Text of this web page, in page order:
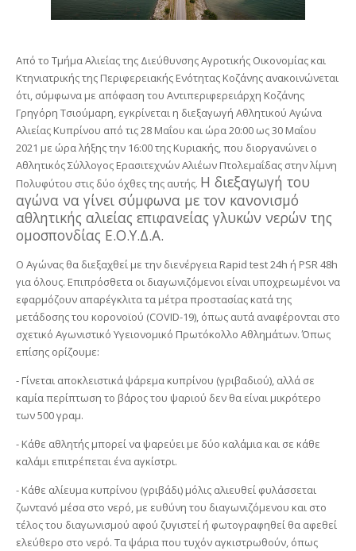
Από το Τμήμα Αλιείας της Διεύθυνσης Αγροτικής Οικονομίας και
Κτηνιατρικής της Περιφερειακής Ενότητας Κοζάνης ανακοινώνεται
ότι, σύμφωνα με απόφαση του Αντιπεριφερειάρχη Κοζάνης
Γρηγόρη Τσιούμαρη, εγκρίνεται η διεξαγωγή Αθλητικού Αγώνα
Αλιείας Κυπρίνου από τις 28 Μαΐου και ώρα 20:00 ως 30 Μαΐου
2021 με ώρα λήξης την 16:00 της Κυριακής, που διοργανώνει ο
Αθλητικός Σύλλογος Ερασιτεχνών Αλιέων Πτολεμαΐδας στην λίμνη
Πολυφύτου στις δύο όχθες της αυτής. Η διεξαγωγή του
αγώνα να γίνει σύμφωνα με τον κανονισμό
αθλητικής αλιείας επιφανείας γλυκών νερών της
ομοσπονδίας Ε.Ο.Υ.Δ.Α.
Ο Αγώνας θα διεξαχθεί με την διενέργεια Rapid test 24h ή PSR 48h
για όλους. Επιπρόσθετα οι διαγωνιζόμενοι είναι υποχρεωμένοι να
εφαρμόζουν απαρέγκλιτα τα μέτρα προστασίας κατά της
μετάδοσης του κορονοϊού (COVID-19), όπως αυτά αναφέρονται στο
σχετικό Αγωνιστικό Υγειονομικό Πρωτόκολλο Αθλημάτων. Όπως
επίσης ορίζουμε:
- Γίνεται αποκλειστικά ψάρεμα κυπρίνου (γριβαδιού), αλλά σε
καμία περίπτωση το βάρος του ψαριού δεν θα είναι μικρότερο
των 500 γραμ.
- Κάθε αθλητής μπορεί να ψαρεύει με δύο καλάμια και σε κάθε
καλάμι επιτρέπεται ένα αγκίστρι.
- Κάθε αλίευμα κυπρίνου (γριβάδι) μόλις αλιευθεί φυλάσσεται
ζωντανό μέσα στο νερό, με ευθύνη του διαγωνιζόμενου και στο
τέλος του διαγωνισμού αφού ζυγιστεί ή φωτογραφηθεί θα αφεθεί
ελεύθερο στο νερό. Τα ψάρια που τυχόν αγκιστρωθούν, όπως